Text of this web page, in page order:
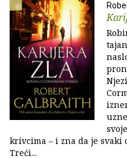
krivcima – i zna da je
Treći...